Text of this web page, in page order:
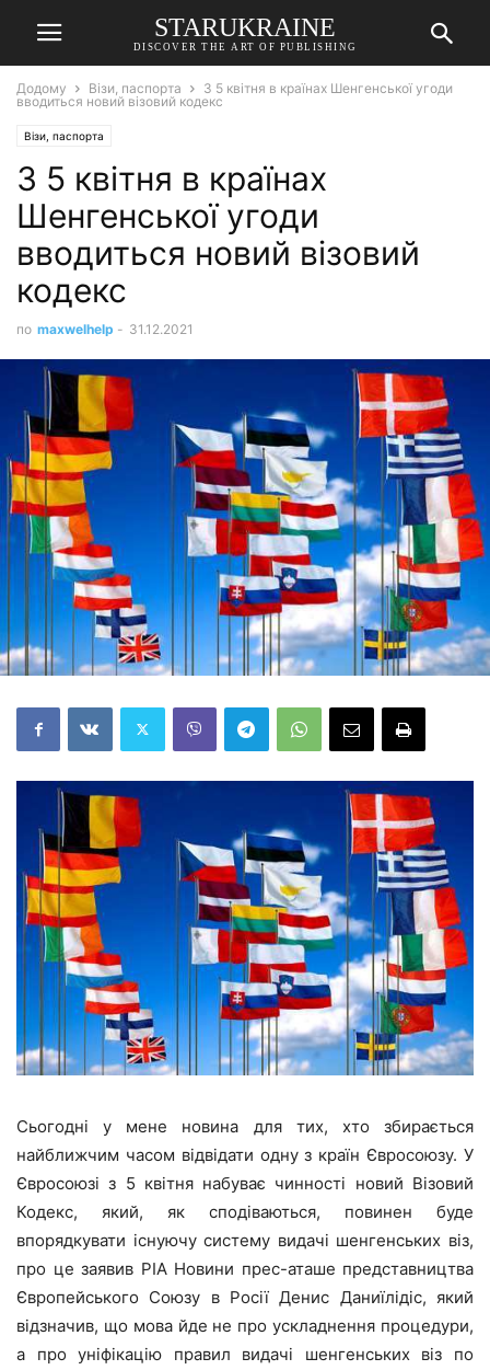
STARUKRAINE
DISCOVER THE ART OF PUBLISHING
Додому Візи, паспорта
З 5 квітня в країнах Шенгенської угоди
вводиться новий візовий кодекс
Візи, паспорта
З 5 квітня в країнах
Шенгенської угоди
вводиться новий візовий
кодекс
по maxwelhelp - 31.12.2021
Сьогодні у мене новина для тих, хто збирається
найближчим часом відвідати одну з країн Євросоюзу. У
Євросоюзі з 5 квітня набуває чинності новий Візовий
Кодекс, який, як сподіваються, повинен буде
впорядкувати існуючу систему видачі шенгенських віз,
про це заявив РІА Новини прес-аташе представництва
Європейського Союзу в Росії Денис Даниїлідіс, який
відзначив, що мова йде не про ускладнення процедури,
а про уніфікацію правил видачі шенгенських віз по